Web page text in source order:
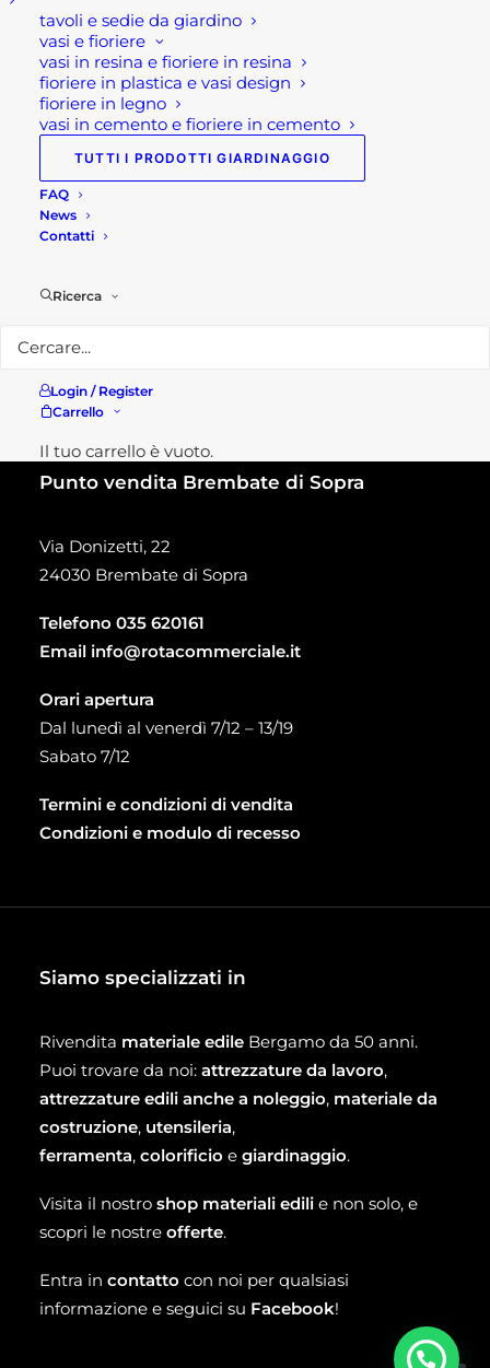
tavoli e sedie da giardino
vasi e fioriere
vasi in resina e fioriere in resina
fioriere in plastica e vasi design
fioriere in legno
vasi in cemento e fioriere in cemento
TUTTI I PRODOTTI GIARDINAGGIO
FAQ
News
Contatti
Ricerca
Login / Register
Carrello
Il tuo carrello è vuoto.
Via Manzoni, 120
24036 Ponte San Pietro (BG)
Telefono: 035 617139
Email:info@rotacommerciale.it
Orari apertura
Dal lunedì al venerdì 7/12 – 13/19
Sabato 7/12
Punto vendita Brembate di Sopra
Via Donizetti, 22
24030 Brembate di Sopra
Telefono 035 620161
Email info@rotacommerciale.it
Orari apertura
Dal lunedì al venerdì 7/12 – 13/19
Sabato 7/12
Termini e condizioni di vendita
Condizioni e modulo di recesso
Siamo specializzati in
Rivendita materiale edile Bergamo da 50 anni.
Puoi trovare da noi: attrezzature da lavoro,
attrezzature edili anche a noleggio, materiale da
costruzione, utensileria,
ferramenta, colorificio e giardinaggio.
Visita il nostro shop materiali edili e non solo, e
scopri le nostre offerte.
Entra in contatto con noi per qualsiasi
informazione e seguici su Facebook!